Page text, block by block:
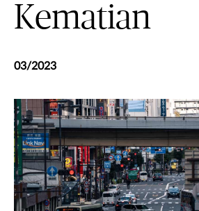
Kematian
03/2023